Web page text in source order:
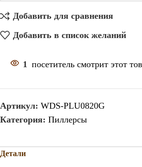
Добавить для сравнения
Добавить в список желаний
1 посетитель смотрит этот
Артикул: WDS-PLU0820G
Категория: Пиллерсы
Детали